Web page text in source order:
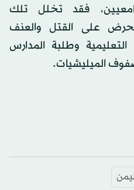
فقد تخلل تلك
على القتل والعنف
وطلبة المدارس
الميليشيات.